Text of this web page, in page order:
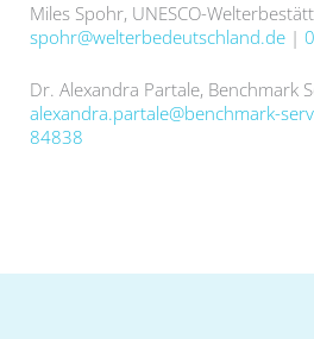
Miles Spohr, UNESCO-
spohr@welterbedeutschland.de |
Dr. Alexandra Partale, Benchmark
alexandra.partale@benchmark-
84838